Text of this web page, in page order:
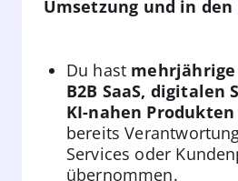
Umsetzung und in
Du hast
B2B SaaS, digitalen
KI-nahen Produkten
bereits
Services oder
übernommen.